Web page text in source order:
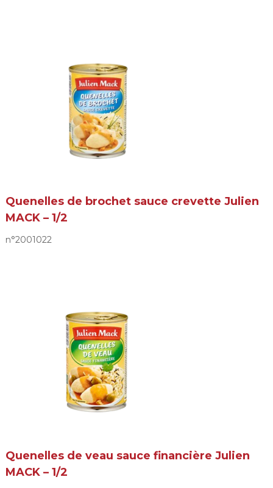
Quenelles de brochet sauce crevette Julien
MACK – 1/2
n°2001022
Quenelles de veau sauce financière Julien
MACK – 1/2